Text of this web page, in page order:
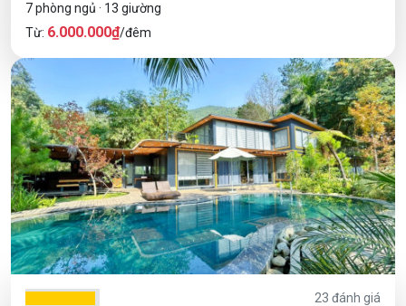
7 phòng ngủ · 13 giường
Từ: 6.000.000₫/đêm
23 đánh giá